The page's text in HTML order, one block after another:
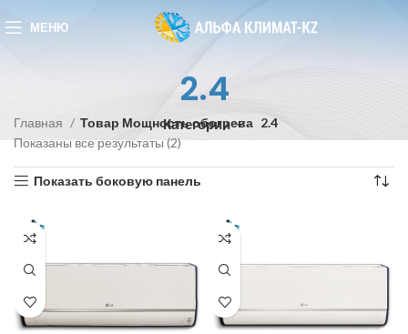
МЕНЮ
2.4
Категории
Главная Товар Мощность обогрева 2.4
Показаны все результаты (2)
Показать боковую панель